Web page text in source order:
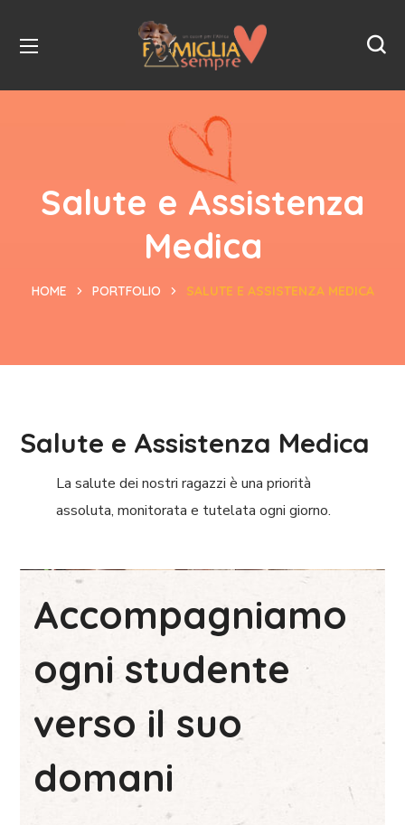
Salute e Assistenza
Medica
HOME PORTFOLIO SALUTE E ASSISTENZA MEDICA
Salute e Assistenza Medica
La salute dei nostri ragazzi è una priorità
assoluta, monitorata e tutelata ogni giorno.
Accompagniamo
ogni studente
verso il suo
domani